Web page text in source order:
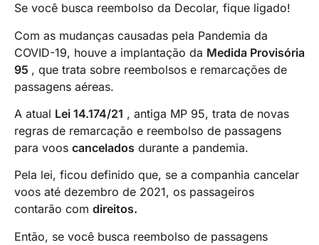
Se você busca reembolso da Decolar, fique ligado!
Com as mudanças causadas pela Pandemia da
COVID-19, houve a implantação da Medida Provisória
95 , que trata sobre reembolsos e remarcações de
passagens aéreas.
A atual Lei 14.174/21 , antiga MP 95, trata de novas
regras de remarcação e reembolso de passagens
para voos cancelados durante a pandemia.
Pela lei, ficou definido que, se a companhia cancelar
voos até dezembro de 2021, os passageiros
contarão com direitos.
Então, se você busca reembolso de passagens